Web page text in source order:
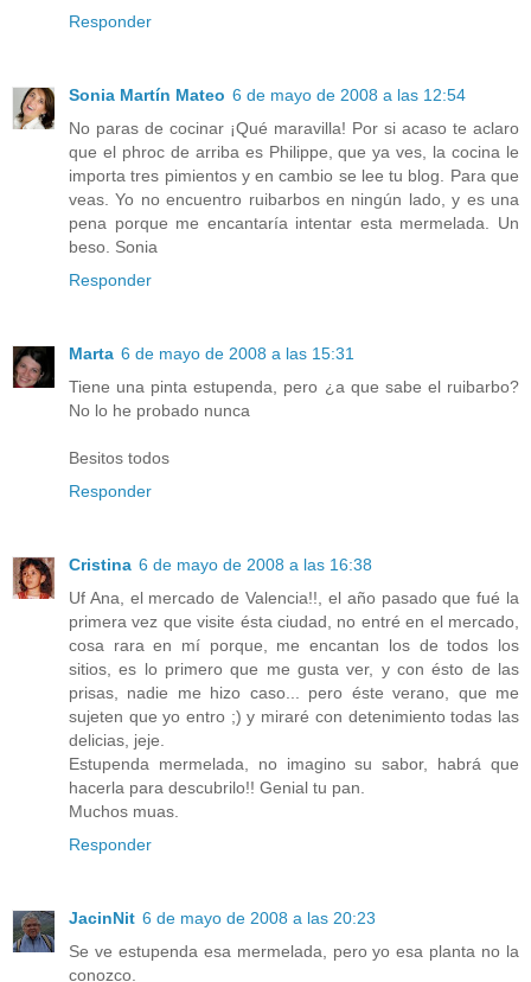
Responder
Sonia Martín Mateo 6 de mayo de 2008 a las 12:54
No paras de cocinar ¡Qué maravilla! Por si acaso te aclaro
que el phroc de arriba es Philippe, que ya ves, la cocina le
importa tres pimientos y en cambio se lee tu blog. Para que
veas. Yo no encuentro ruibarbos en ningún lado, y es una
pena porque me encantaría intentar esta mermelada. Un
beso. Sonia
Responder
Marta 6 de mayo de 2008 a las 15:31
Tiene una pinta estupenda, pero ¿a que sabe el ruibarbo?
No lo he probado nunca
Besitos todos
Responder
Cristina 6 de mayo de 2008 a las 16:38
Uf Ana, el mercado de Valencia!!, el año pasado que fué la
primera vez que visite ésta ciudad, no entré en el mercado,
cosa rara en mí porque, me encantan los de todos los
sitios, es lo primero que me gusta ver, y con ésto de las
prisas, nadie me hizo caso... pero éste verano, que me
sujeten que yo entro ;) y miraré con detenimiento todas las
delicias, jeje.
Estupenda mermelada, no imagino su sabor, habrá que
hacerla para descubrilo!! Genial tu pan.
Muchos muas.
Responder
JacinNit 6 de mayo de 2008 a las 20:23
Se ve estupenda esa mermelada, pero yo esa planta no la
conozco.